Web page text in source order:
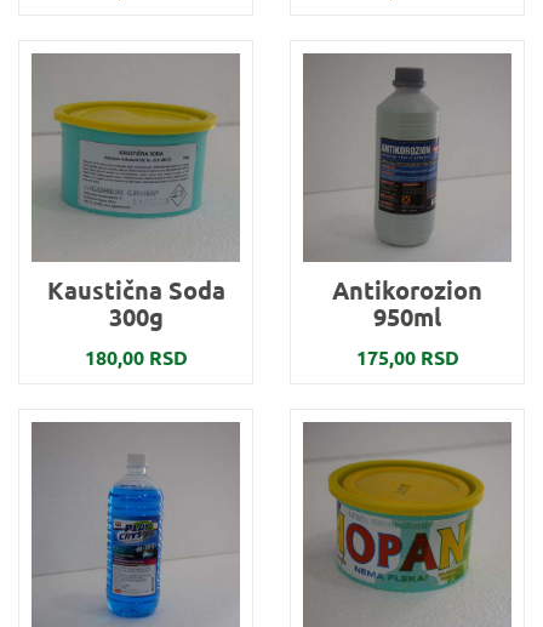
Kaustična Soda
300g
180,00 RSD
Antikorozion
950ml
175,00 RSD